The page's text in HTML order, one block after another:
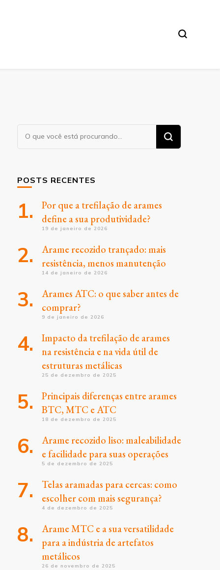
Procurando
algo?
POSTS RECENTES
Por que a trefilação de arames
define a sua produtividade?
19 de janeiro de 2026
Arame recozido trançado: mais
resistência, menos manutenção
14 de janeiro de 2026
Arames ATC: o que saber antes de
comprar?
9 de janeiro de 2026
Impacto da trefilação de arames
na resistência e na vida útil de
estruturas metálicas
25 de dezembro de 2025
Principais diferenças entre arames
BTC, MTC e ATC
18 de dezembro de 2025
Arame recozido liso: maleabilidade
e facilidade para suas operações
5 de dezembro de 2025
Telas aramadas para cercas: como
escolher com mais segurança?
4 de dezembro de 2025
Arame MTC e a sua versatilidade
para a indústria de artefatos
metálicos
26 de novembro de 2025